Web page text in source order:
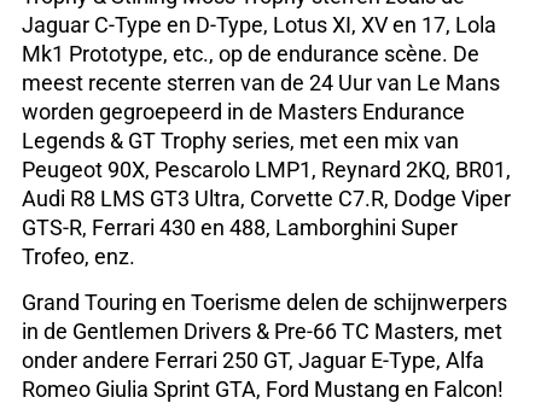
Jaguar C-Type en D-Type, Lotus XI, XV en 17, Lola
Mk1 Prototype, etc., op de endurance scène. De
meest recente sterren van de 24 Uur van Le Mans
worden gegroepeerd in de Masters Endurance
Legends & GT Trophy series, met een mix van
Peugeot 90X, Pescarolo LMP1, Reynard 2KQ, BR01,
Audi R8 LMS GT3 Ultra, Corvette C7.R, Dodge Viper
GTS-R, Ferrari 430 en 488, Lamborghini Super
Trofeo, enz.
Grand Touring en Toerisme delen de schijnwerpers
in de Gentlemen Drivers & Pre-66 TC Masters, met
onder andere Ferrari 250 GT, Jaguar E-Type, Alfa
Romeo Giulia Sprint GTA, Ford Mustang en Falcon!